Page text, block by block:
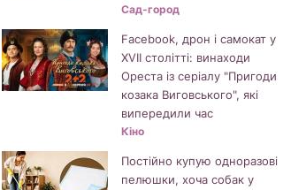
Сад-город
Facebook, дрон і самокат у
XVII столітті: винаходи
Ореста із серіалу "Пригоди
козака Виговського", які
випередили час
Кіно
Постійно купую одноразові
пелюшки, хоча собак у